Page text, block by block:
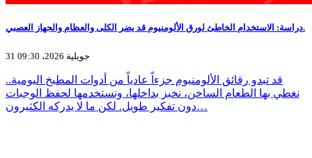
دراسة: الاستخدام الخاطئ لورق الألومنيوم قد يضر الكلى والعظام والجهاز العصبي.
31 جويلية 2026، 09:30
قد تبدو رقائق الألومنيوم جزءاً عادياً من أدوات المطبخ اليومية..
نغطي بها الطعام الساخن، نخبز بداخلها، ونستخدمها لحفظ الوجبات
دون تفكير طويل. لكن ما لا يدركه الكثيرون…